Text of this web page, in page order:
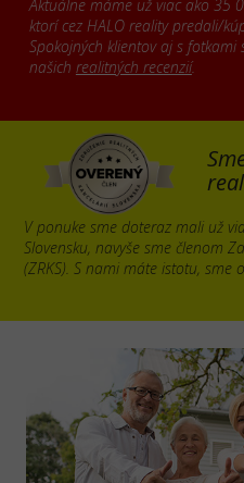
Aktuálne máme už viac ako 35
ktorí cez HALO reality predali/
Spokojných klientov aj s
našich realitných recenzií.
V ponuke sme doteraz mali už
Slovensku, navyše sme členom
(ZRKS). S nami máte istotu, sme